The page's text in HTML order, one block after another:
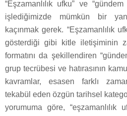
“Eşzamanlılık ufku” ve “gündem
işlediğimizde mümkün bir
kaçınmak gerek. “Eşzamanlılık
gösterdiği gibi kitle iletişiminin
formatını da şekillendiren
grup tecrübesi ve hatırasının
kavramlar, esasen farklı
tekabül eden özgün tarihsel
yorumuma göre, “eşzamanlılık